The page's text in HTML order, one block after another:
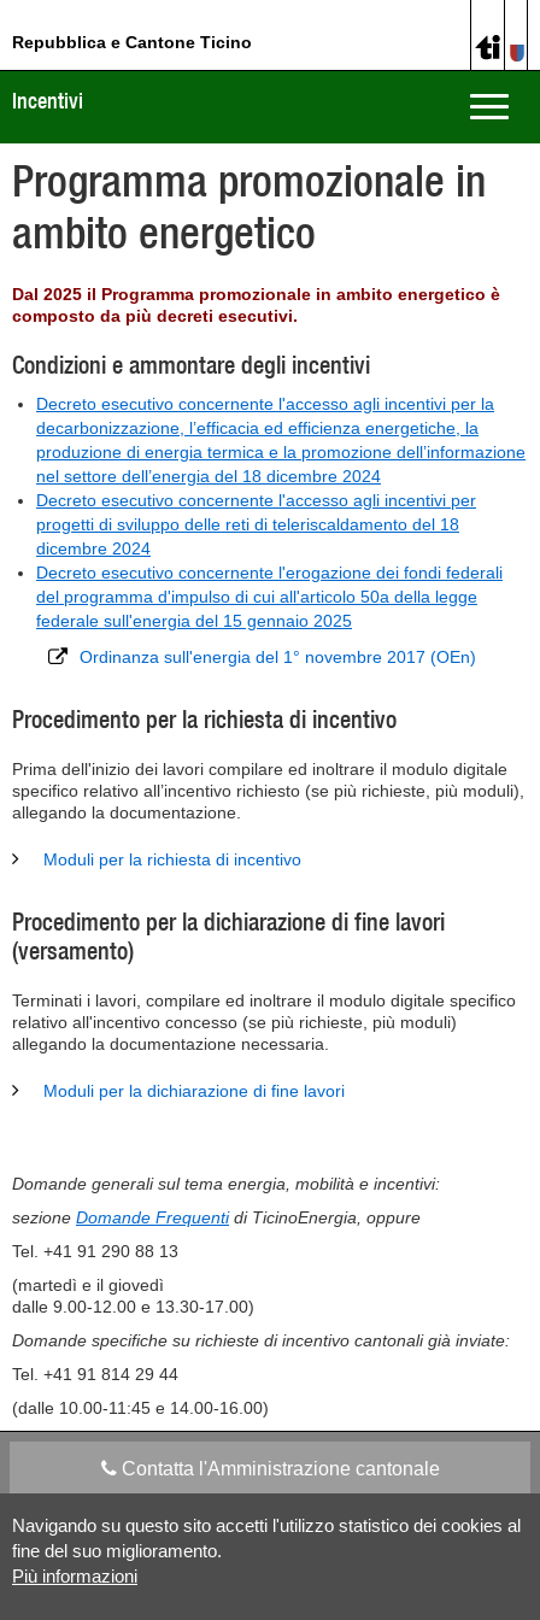
Navigando su questo sito accetti l'utilizzo statistico dei cookies al
fine del suo miglioramento.
Più informazioni
Repubblica e Cantone Ticino
Toggle
Incentivi
Programma promozionale in
ambito energetico
Dal 2025 il Programma promozionale in ambito energetico è
composto da più decreti esecutivi.
Condizioni e ammontare degli incentivi
Decreto esecutivo concernente l'accesso agli incentivi per la
decarbonizzazione, l’efficacia ed efficienza energetiche, la
produzione di energia termica e la promozione dell’informazione
nel settore dell’energia del 18 dicembre 2024
Decreto esecutivo concernente l'accesso agli incentivi per
progetti di sviluppo delle reti di teleriscaldamento del 18
dicembre 2024
Decreto esecutivo concernente l'erogazione dei fondi federali
del programma d'impulso di cui all'articolo 50a della legge
federale sull'energia del 15 gennaio 2025
Ordinanza sull'energia del 1° novembre 2017 (OEn)
Procedimento per la richiesta di incentivo
Prima dell'inizio dei lavori compilare ed inoltrare il modulo digitale
specifico relativo all’incentivo richiesto (se più richieste, più moduli),
allegando la documentazione.
Moduli per la richiesta di incentivo
Procedimento per la dichiarazione di fine lavori
(versamento)
Terminati i lavori, compilare ed inoltrare il modulo digitale specifico
relativo all'incentivo concesso (se più richieste, più moduli)
allegando la documentazione necessaria.
Moduli per la dichiarazione di fine lavori
Domande generali sul tema energia, mobilità e incentivi:
sezione Domande Frequentidi TicinoEnergia, oppure
Tel. +41 91 290 88 13
(martedì e il giovedì
dalle 9.00-12.00 e 13.30-17.00)
Domande specifiche su richieste di incentivo cantonali già inviate:
Tel. +41 91 814 29 44
(dalle 10.00-11:45 e 14.00-16.00)
Contatta l'Amministrazione cantonale
Apps Mobile Social media